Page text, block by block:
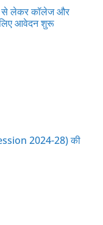
से लेकर कॉलेज और
लिए आवेदन शुरू
2024-28) की